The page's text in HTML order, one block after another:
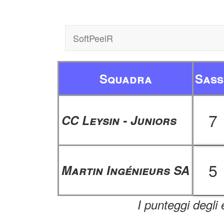
SoftPeelR
Squadra
CC Leysin - Juniors 7
Martin Ingénieurs SA 5
I punteggi degli